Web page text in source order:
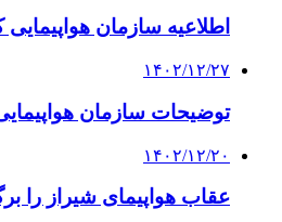
اطلاعیه سازمان
۱۴۰۲/۱۲/۲۷
توضیحات سازمان
۱۴۰۲/۱۲/۲۰
عقاب هواپیمای شیراز را